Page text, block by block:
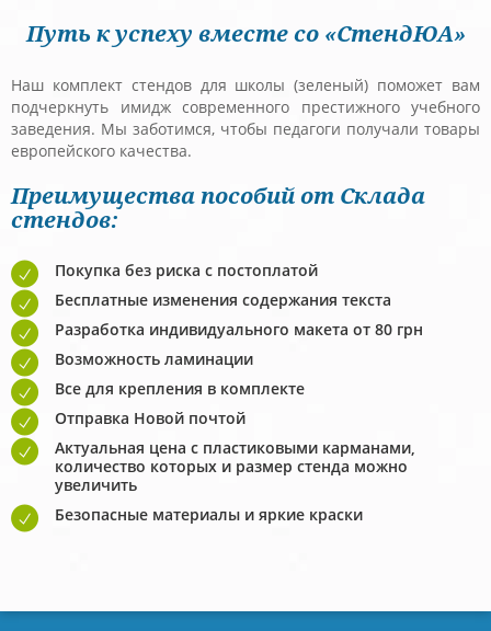
Путь к успеху вместе со «СтендЮА»
Наш комплект стендов для школы (зеленый) поможет вам
подчеркнуть имидж современного престижного учебного
заведения. Мы заботимся, чтобы педагоги получали товары
европейского качества.
Преимущества пособий от Склада
стендов:
Покупка без риска с постоплатой
Бесплатные изменения содержания текста
Разработка индивидуального макета от 80 грн
Возможность ламинации
Все для крепления в комплекте
Отправка Новой почтой
Актуальная цена с пластиковыми карманами,
количество которых и размер стенда можно
увеличить
Безопасные материалы и яркие краски